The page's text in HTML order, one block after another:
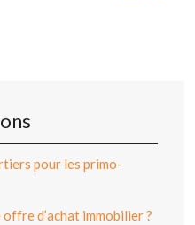
pour les primo-
d’achat immobilier ?